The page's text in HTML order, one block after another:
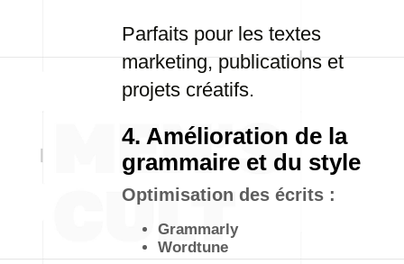
Parfaits pour les textes
marketing, publications et
projets créatifs.
4. Amélioration de la
grammaire et du style
Optimisation des écrits :
Grammarly
Wordtune